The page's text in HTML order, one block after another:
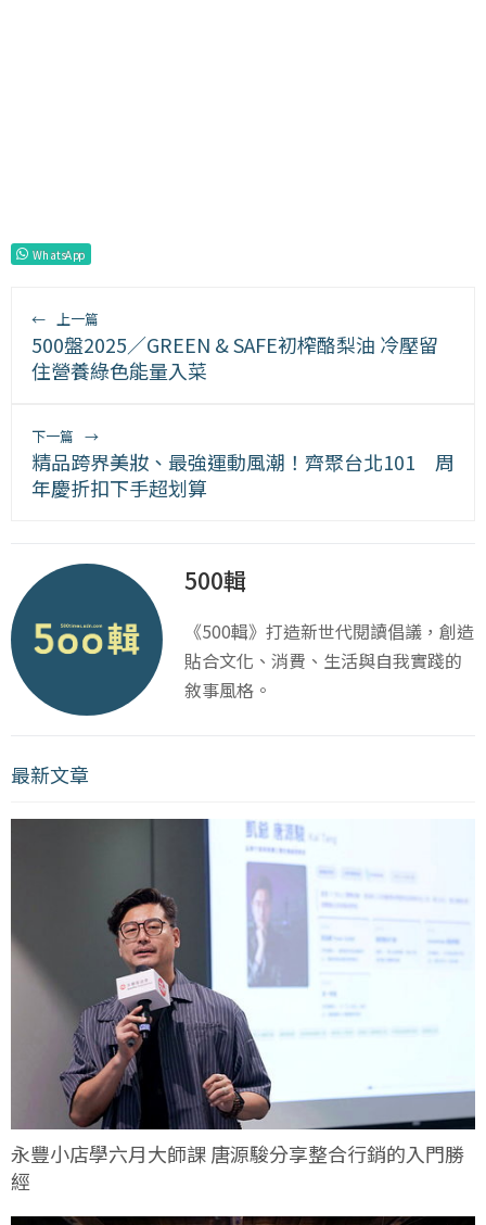
WhatsApp
← 上一篇
500盤2025／GREEN & SAFE初榨酪梨油 冷壓留
住營養綠色能量入菜
下一篇 →
精品跨界美妝、最強運動風潮！齊聚台北101 周
年慶折扣下手超划算
500輯
《500輯》打造新世代閱讀倡議，創造
貼合文化、消費、生活與自我實踐的
敘事風格。
最新文章
永豐小店學六月大師課 唐源駿分享整合行銷的入門勝
經